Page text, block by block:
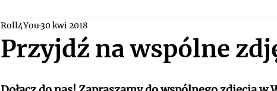
Przyjdź na wspólne
Roll4You 30 kwi 2018